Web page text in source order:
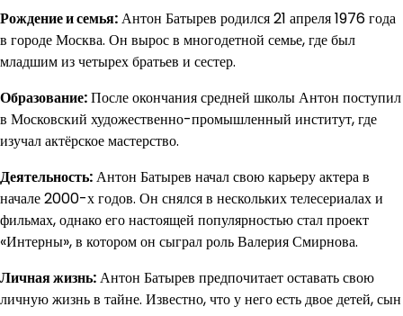
Рождение и семья:Антон Батырев родился 21 апреля 1976 года
в городе Москва. Он вырос в многодетной семье, где был
младшим из четырех братьев и сестер.
Образование:После окончания средней школы Антон поступил
в Московский художественно-промышленный институт, где
изучал актёрское мастерство.
Деятельность:Антон Батырев начал свою карьеру актера в
начале 2000-х годов. Он снялся в нескольких телесериалах и
фильмах, однако его настоящей популярностью стал проект
«Интерны», в котором он сыграл роль Валерия Смирнова.
Личная жизнь:Антон Батырев предпочитает оставать свою
личную жизнь в тайне. Известно, что у него есть двое детей, сын